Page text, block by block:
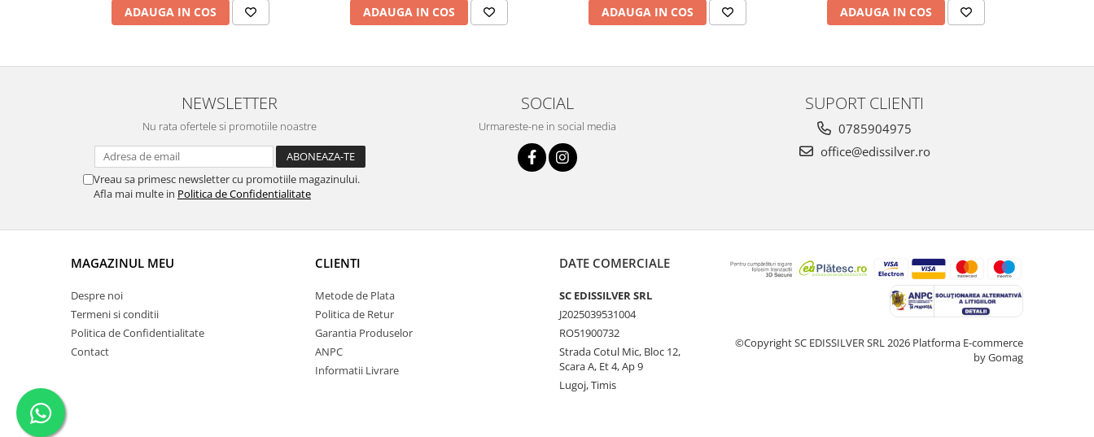
ADAUGA IN COS ADAUGA IN COS ADAUGA IN COS ADAUGA IN COS
NEWSLETTER
Nu rata ofertele si promotiile noastre
Vreau sa primesc newsletter cu promotiile magazinului.
Afla mai multe in Politica de Confidentialitate
SOCIAL
Urmareste-ne in social media
SUPORT CLIENTI
0785904975
office@edissilver.ro
MAGAZINUL MEU
Despre noi
Termeni si conditii
Politica de Confidentialitate
Contact
CLIENTI
Metode de Plata
Politica de Retur
Garantia Produselor
ANPC
Informatii Livrare
DATE COMERCIALE
SC EDISSILVER SRL
J2025039531004
RO51900732
Strada Cotul Mic, Bloc 12,
Scara A, Et 4, Ap 9
Lugoj, Timis
©Copyright SC EDISSILVER SRL 2026 Platforma E-commerce
by Gomag